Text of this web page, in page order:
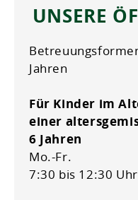
UNSERE
Jahren
Für Kinder im
einer
6 Jahren
Mo.-Fr.
7:30 bis 12:30 Uhr